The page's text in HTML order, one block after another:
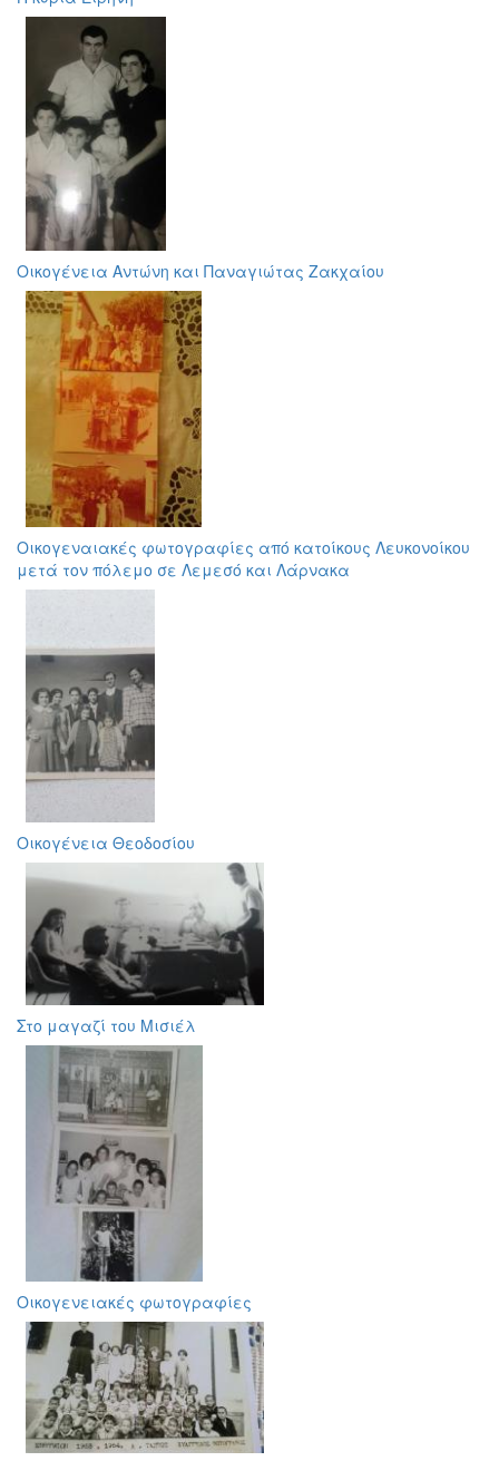
Οικογένεια Αντώνη και Παναγιώτας Ζακχαίου
Οικογεναιακές φωτογραφίες από κατοίκους Λευκονοίκου
μετά τον πόλεμο σε Λεμεσό και Λάρνακα
Οικογένεια Θεοδοσίου
Στο μαγαζί του Μισιέλ
Οικογενειακές φωτογραφίες